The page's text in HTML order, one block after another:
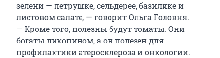
зелени — петрушке, сельдерее, базилике и
листовом салате, — говорит Ольга Головня.
— Кроме того, полезны будут томаты. Они
богаты ликопином, а он полезен для
профилактики атеросклероза и онкологии.